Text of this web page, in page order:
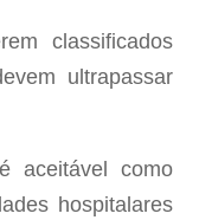
classificados
ultrapassar
aceitável como
hospitalares